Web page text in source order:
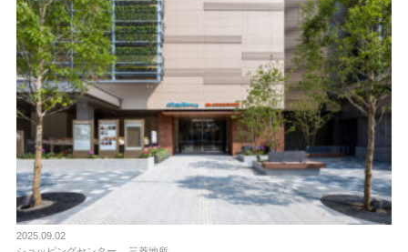
2025.09.02